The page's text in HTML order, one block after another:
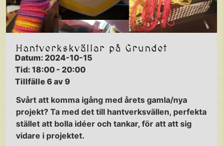
Hantverkskvällar på Grundet
Datum: 2024-10-15
Tid: 18:00 - 20:00
Tillfälle 6 av 9
Svårt att komma igång med årets gamla/nya
projekt? Ta med det till hantverksvällen, perfekta
stället att bolla idéer och tankar, för att att sig
vidare i projektet.